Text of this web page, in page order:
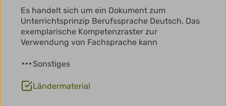
Es handelt sich um ein Dokument zum
Unterrichtsprinzip Berufssprache Deutsch. Das
exemplarische Kompetenzraster zur
Verwendung von Fachsprache kann
Sonstiges
Ländermaterial